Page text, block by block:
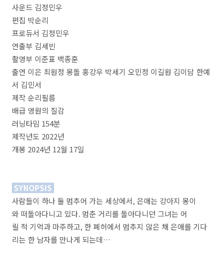
사운드 김정민우
편집 박순리
프로듀서 김정민우
연출부 김세빈
촬영부 이준표 백종훈
출연 이은 최원정 몽돌 홍강우 박세기 오민정 이길원 김이담 한예
서 김민서
제작 순리필름
배급 영원의 질감
러닝타임 154분
제작년도 2022년
개봉 2024년 12월 17일
SYNOPSIS
사람들이 하나 둘 멈추어 가는 세상에서, 은애는 강아지 몽이
와 떠돌아다니고 있다. 멈춘 거리를 돌아다니던 그녀는 어
릴 적 기억과 마주하고, 한 폐허에서 멈추지 않은 채 은애를 기다
리는 한 남자를 만나게 되는데…